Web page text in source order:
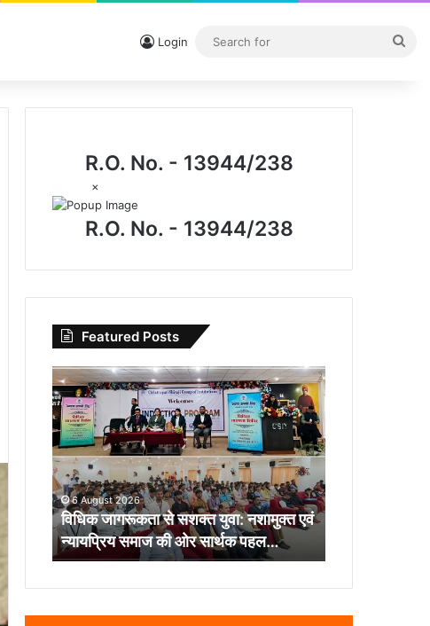
Login
R.O. No. - 13944/238
×
R.O. No. - 13944/238
Featured Posts
विधिक
जागरूकता
से
सशक्त
युवा:
नशामुक्त
एवं
न्यायप्रिय
समाज
की
ओर
6 August 2026
विधिक जागरूकता से सशक्त युवा: नशामुक्त एवं
न्यायप्रिय समाज की ओर सार्थक पहल…